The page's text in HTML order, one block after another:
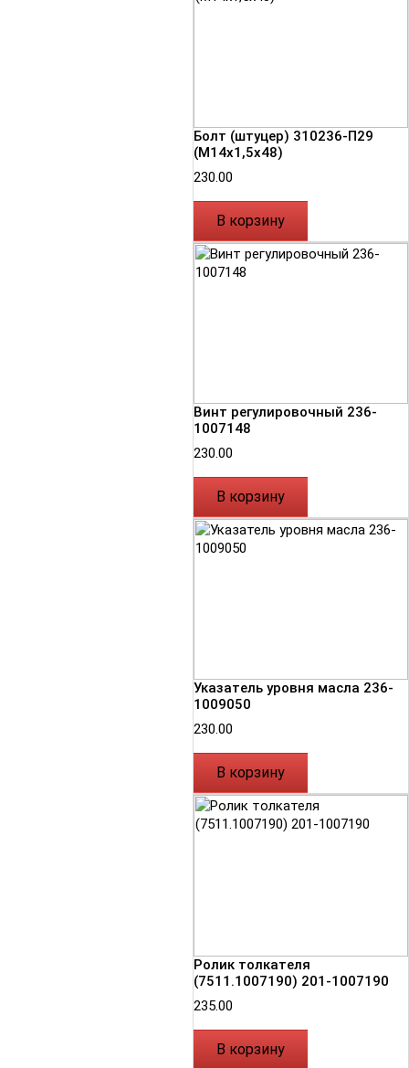
Болт (штуцер) 310236-П29
(М14х1,5х48)
230.00
В корзину
Винт регулировочный 236-
1007148
230.00
В корзину
Указатель уровня масла 236-
1009050
230.00
В корзину
Ролик толкателя
(7511.1007190) 201-1007190
235.00
В корзину